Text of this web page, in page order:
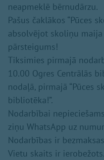
neapmeklē bērnudārzu.
Pašus čaklākos “Pūces
absolvējot skoliņu
pārsteigums!
Tiksimies pirmajā
10.00 Ogres Centrālās
nodaļā, pirmajā “Pūces
bibliotēka!”.
Nodarbībai
ziņu WhatsApp uz
Nodarbības ir
Vietu skaits ir ierobežots.